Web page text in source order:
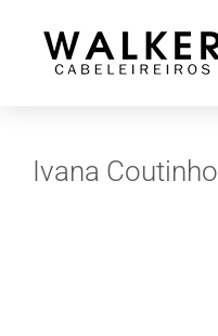
Ivana Coutinho